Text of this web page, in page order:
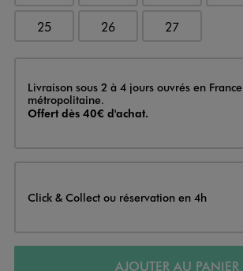
25 26 27
Livraison
Livraison sous 2 à 4 jours ouvrés en France
métropolitaine.
Offert dès 40€ d'achat.
Click & Collect ou réservation en 4h
AJOUTER AU PANIER